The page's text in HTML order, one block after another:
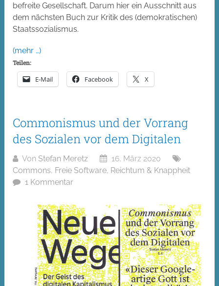
befreite Gesellschaft. Darum hier ein Ausschnitt aus
dem nächsten Buch zur Kritik des (demokratischen)
Staatssozialismus.
(mehr …)
Teilen:
E-Mail Facebook X
Commonismus und der Vorrang
des Sozialen vor dem Digitalen
Von Stefan Meretz
16. März 2020
Commons, Freie Software, Reichtum & Knappheit
1 Kommentar